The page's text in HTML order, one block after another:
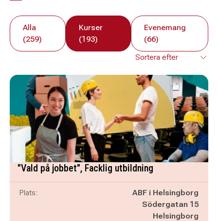
Alla
(259)
Kurser
(193)
Evenemang
(66)
"Vald på jobbet", Facklig utbildning
Plats:
ABF i Helsingborg
Södergatan 15
Helsingborg